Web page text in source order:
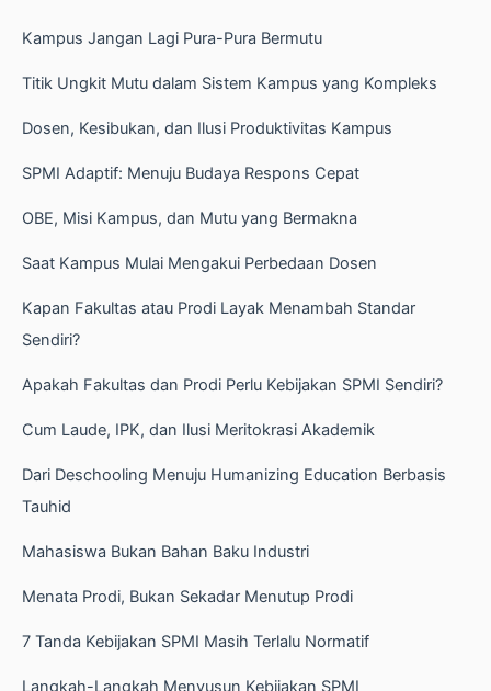
Kampus Jangan Lagi Pura-Pura Bermutu
Titik Ungkit Mutu dalam Sistem Kampus yang Kompleks
Dosen, Kesibukan, dan Ilusi Produktivitas Kampus
SPMI Adaptif: Menuju Budaya Respons Cepat
OBE, Misi Kampus, dan Mutu yang Bermakna
Saat Kampus Mulai Mengakui Perbedaan Dosen
Kapan Fakultas atau Prodi Layak Menambah Standar
Sendiri?
Apakah Fakultas dan Prodi Perlu Kebijakan SPMI Sendiri?
Cum Laude, IPK, dan Ilusi Meritokrasi Akademik
Dari Deschooling Menuju Humanizing Education Berbasis
Tauhid
Mahasiswa Bukan Bahan Baku Industri
Menata Prodi, Bukan Sekadar Menutup Prodi
7 Tanda Kebijakan SPMI Masih Terlalu Normatif
Langkah-Langkah Menyusun Kebijakan SPMI